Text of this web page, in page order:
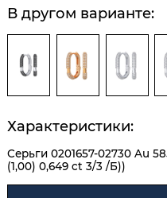
В другом варианте:
Характеристики:
Серьги 0201657-02730 Au
(1,00) 0,649 ct 3/3 /Б))